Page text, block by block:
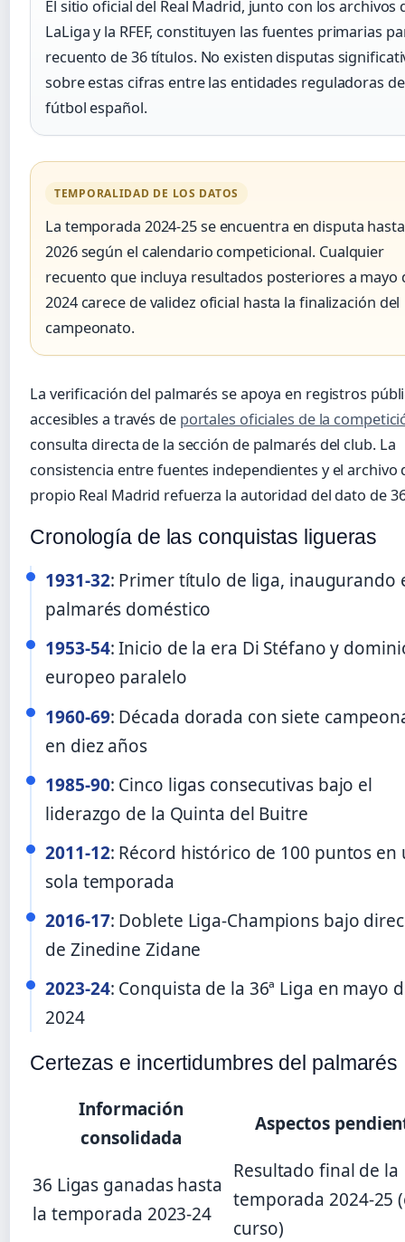
El sitio oficial del Real Madrid, junto con los archivos
LaLiga y la RFEF, constituyen las fuentes primarias
recuento de 36 títulos. No existen disputas
sobre estas cifras entre las entidades reguladoras
fútbol español.
TEMPORALIDAD DE LOS DATOS
La temporada 2024-25 se encuentra en disputa hasta
2026 según el calendario competicional. Cualquier
recuento que incluya resultados posteriores a mayo
2024 carece de validez oficial hasta la finalización del
campeonato.
La verificación del palmarés se apoya en registros
accesibles a través de portales oficiales de la
consulta directa de la sección de palmarés del club. La
consistencia entre fuentes independientes y el archivo
propio Real Madrid refuerza la autoridad del dato de
Cronología de las conquistas ligueras
1931-32: Primer título de liga, inaugurando
palmarés doméstico
1953-54: Inicio de la era Di Stéfano y
europeo paralelo
1960-69: Década dorada con siete
en diez años
1985-90: Cinco ligas consecutivas bajo el
liderazgo de la Quinta del Buitre
2011-12: Récord histórico de 100 puntos en
sola temporada
2016-17: Doblete Liga-Champions bajo
de Zinedine Zidane
2023-24: Conquista de la 36ª Liga en mayo
2024
Certezas e incertidumbres del palmarés
Información
consolidada
Aspectos
36 Ligas ganadas hasta
la temporada 2023-24
Resultado final de la
temporada 2024-25
curso)